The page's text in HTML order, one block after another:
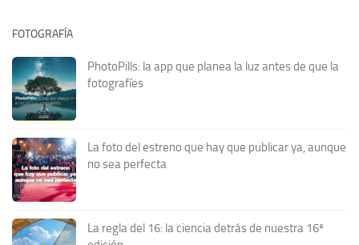
FOTOGRAFÍA
PhotoPills: la app que planea la luz antes de que la
fotografíes
La foto del estreno que hay que publicar ya, aunque
no sea perfecta
La regla del 16: la ciencia detrás de nuestra 16ª